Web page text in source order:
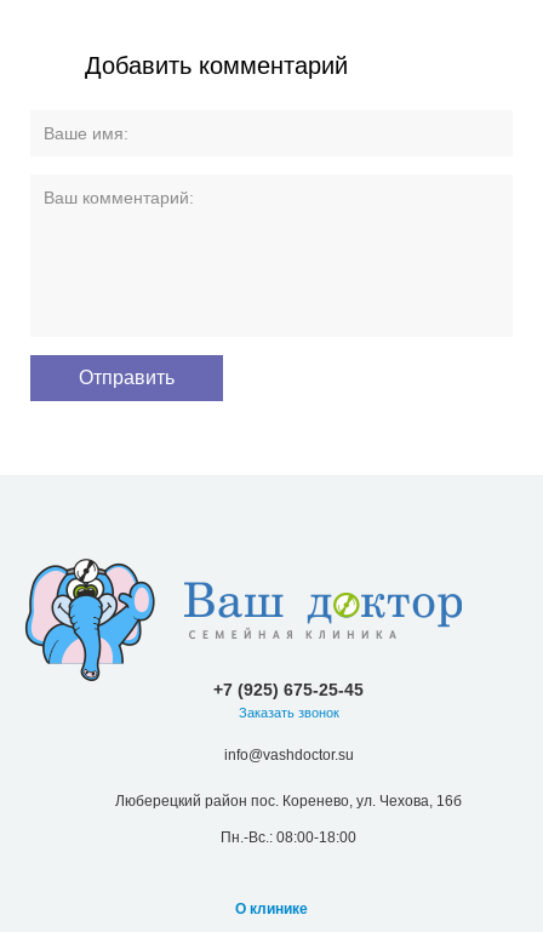
Добавить комментарий
+7 (925) 675-25-45
Заказать звонок
info@vashdoctor.su
Люберецкий район пос. Коренево, ул. Чехова, 16б
Пн.-Вс.: 08:00-18:00
О клинике